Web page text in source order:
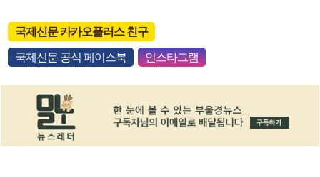
국제신문 카카오플러스 친구
국제신문 공식 페이스북 인스타그램